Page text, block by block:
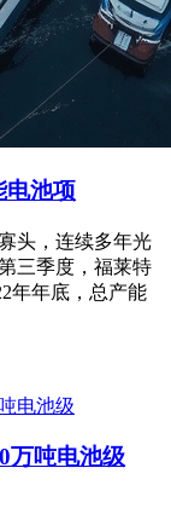
电池项
头，连续多年光
三季度，福莱特
年年底，总产能
万吨电池级